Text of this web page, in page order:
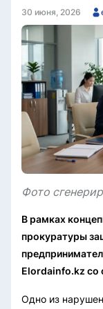
30 июня, 2026
Фото
В рамках
прокуратуры
Elordainfo.kz со
Одно из